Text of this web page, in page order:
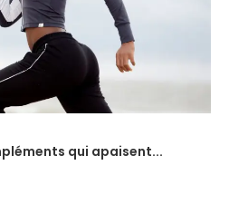
qui apaisent...